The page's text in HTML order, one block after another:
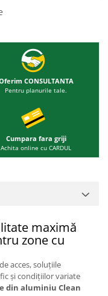
CONSULTANTA
Pentru planurile tale.
Cumpara fara griji
Achita online cu CARDUL
maximă
zone cu
acces, soluțiile
și condițiilor variate
din aluminiu Clean